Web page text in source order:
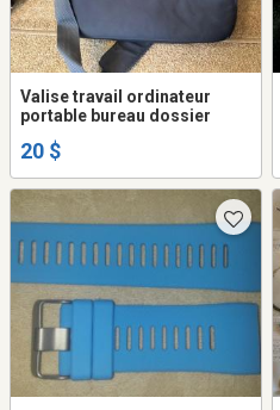
Valise travail ordinateur
portable bureau dossier
20 $